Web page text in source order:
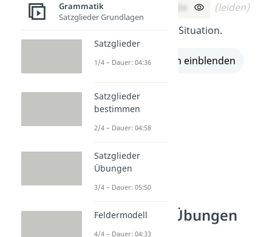
leide
(leiden)
sehr unter der Situation.
alle Lösungen einblenden
Konjunktiv Übungen
Grammatik
Satzglieder Grundlagen
Satzglieder
1/4 – Dauer: 04:36
Satzglieder
bestimmen
2/4 – Dauer: 04:58
Satzglieder
Übungen
3/4 – Dauer: 05:50
Feldermodell
4/4 – Dauer: 04:33